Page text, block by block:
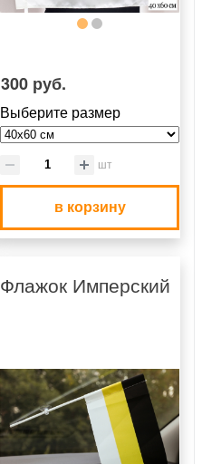
300 руб.
Выберите размер
шт
в корзину
Флажок Имперский